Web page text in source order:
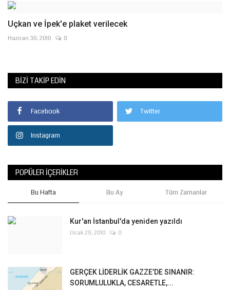
Uçkan ve İpek'e plaket verilecek
Haziran 30, 2010 0
BIZI TAKIP EDIN
Facebook Twitter
Instagram
POPÜLER İÇERIKLER
Bu Hafta Bu Ay Tüm Zamanlar
Kur'an İstanbul'da yeniden yazıldı
Ocak 29, 2010 0
GERÇEK LİDERLİK GAZZE’DE SINANIR:
SORUMLULUKLA, CESARETLE,...